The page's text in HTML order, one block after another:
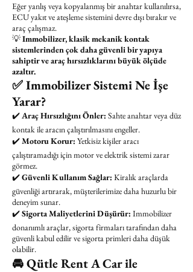
Eğer yanlış veya kopyalanmış bir anahtar kullanılırsa,
ECU yakıt ve ateşleme sistemini devre dışı bırakır ve
araç çalışmaz.
💡Immobilizer, klasik mekanik kontak
sistemlerinden çok daha güvenli bir yapıya
sahiptir ve araç hırsızlıklarını büyük ölçüde
azaltır.
✅ Immobilizer Sistemi Ne İşe
Yarar?
✔️Araç Hırsızlığını Önler: Sahte anahtar veya düz
kontak ile aracın çalıştırılmasını engeller.
✔️Motoru Korur: Yetkisiz kişiler aracı
çalıştıramadığı için motor ve elektrik sistemi zarar
görmez.
✔️Güvenli Kullanım Sağlar: Kiralık araçlarda
güvenliği artırarak, müşterilerimize daha huzurlu bir
deneyim sunar.
✔️Sigorta Maliyetlerini Düşürür: Immobilizer
donanımlı araçlar, sigorta firmaları tarafından daha
güvenli kabul edilir ve sigorta primleri daha düşük
olabilir.
🚘 Qütle Rent A Car ile